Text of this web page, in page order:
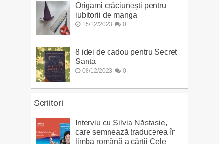
Origami crăciunești pentru
iubitorii de manga
15/12/2023 0
8 idei de cadou pentru Secret
Santa
08/12/2023 0
Scriitori
Interviu cu Silvia Năstasie,
care semnează traducerea în
limba română a cărții Cele